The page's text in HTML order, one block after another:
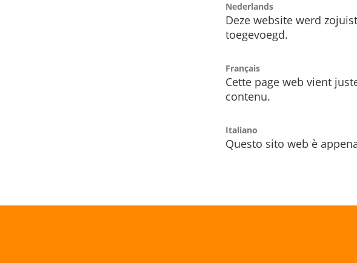
Nederlands
Deze website werd
toegevoegd.
Français
Cette page web vient
contenu.
Italiano
Questo sito web è